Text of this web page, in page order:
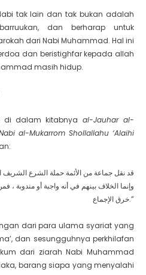
tak lain dan tak bukan adalah
dan berharap untuk
dari Nabi Muhammad. Hal ini
dan beristighfar kepada allah
masih hidup.
di dalam kitabnya al-Jauhar al-
al-Mukarrom Shollallahu ‘Alaihi
وإنما الخلاف بينهم في أنه واجبة أو مندوبة
خرق الإجماع.”
dari para ulama syariat yang
dan sesungguhnya perkhilafan
dari ziarah Nabi Muhammad
barang siapa yang menyalahi